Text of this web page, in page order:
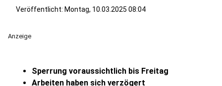
Veröffentlicht: Montag, 10.03.2025 08:04
Anzeige
Sperrung voraussichtlich bis Freitag
Arbeiten haben sich verzögert